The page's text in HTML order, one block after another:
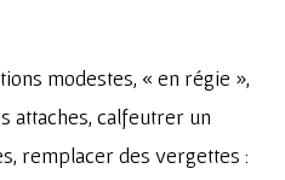
modestes, « en régie »,
attaches, calfeutrer un
remplacer des vergettes :